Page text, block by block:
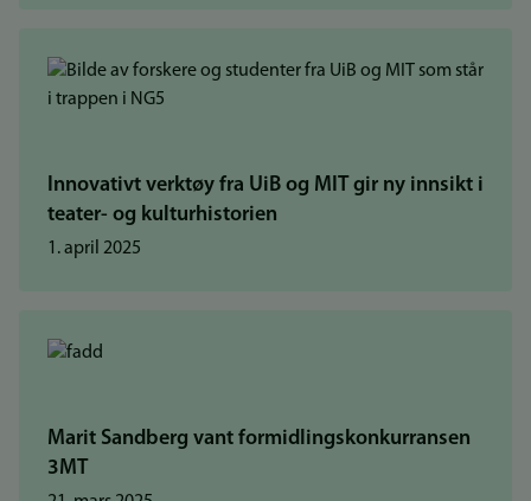
Innovativt verktøy fra UiB og MIT gir ny innsikt i
teater- og kulturhistorien
1. april 2025
Marit Sandberg vant formidlingskonkurransen
3MT